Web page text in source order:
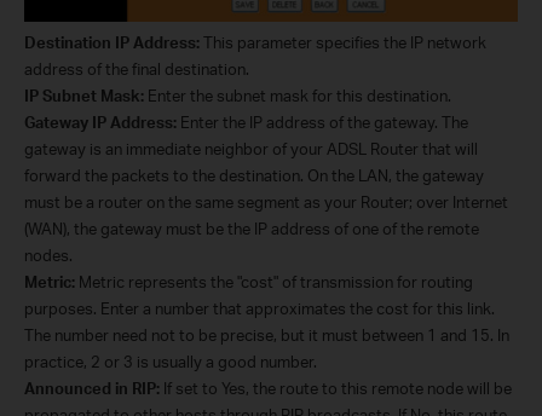
Destination IP Address: This parameter specifies the IP network
address of the final destination.
IP Subnet Mask: Enter the subnet mask for this destination.
Gateway IP Address: Enter the IP address of the gateway. The
gateway is an immediate neighbor of your ADSL Router that will
forward the packets to the destination. On the LAN, the gateway
must be a router on the same segment as your Router; over Internet
(WAN), the gateway must be the IP address of one of the remote
nodes.
Metric: Metric represents the "cost" of transmission for routing
purposes. Enter a number that approximates the cost for this link.
The number need not to be precise, but it must between 1 and 15. In
practice, 2 or 3 is usually a good number.
Announced in RIP: If set to Yes, the route to this remote node will be